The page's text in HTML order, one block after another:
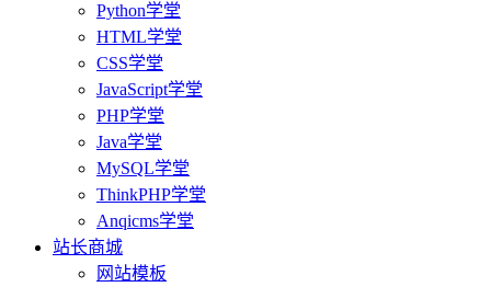
Python学堂
HTML学堂
CSS学堂
JavaScript学堂
PHP学堂
Java学堂
MySQL学堂
ThinkPHP学堂
Anqicms学堂
站长商城
网站模板